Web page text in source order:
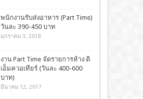
พนักงานรับส่งอาหาร (Part Time)
วันละ 390-450 บาท
มกราคม 3, 2018
งาน Part Time จัดรายการห้าง ดิ
เอ็มควอเทียร์ (วันละ 400-600
บาท)
มีนาคม 12, 2017